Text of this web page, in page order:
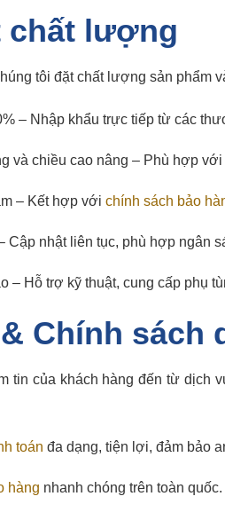
chất lượng
tôi đặt chất lượng sản phẩm
– Nhập khẩu trực tiếp từ các
và chiều cao nâng – Phù hợp
– Kết hợp với chính sách bảo
Cập nhật liên tục, phù hợp ngân
– Hỗ trợ kỹ thuật, cung cấp phụ
Chính sách
tin của khách hàng đến từ dịch
toán đa dạng, tiện lợi, đảm bảo
hàng nhanh chóng trên toàn quốc.